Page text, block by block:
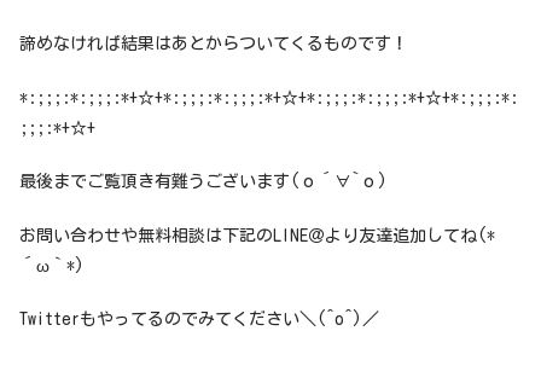
諦めなければ結果はあとからついてくるものです！
*:;;;:*:;;;:*+☆+*:;;;:*:;;;:*+☆+*:;;;:*:;;;:*+☆+*:;;;:*:
;;;:*+☆+
最後までご覧頂き有難うございます(о´∀`о)
お問い合わせや無料相談は下記のLINE＠より友達追加してね(*
´ω｀*)
Twitterもやってるのでみてください＼(^o^)／